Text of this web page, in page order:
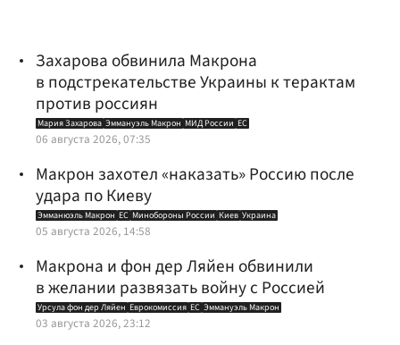
Захарова обвинила Макрона
в подстрекательстве Украины к терактам
против россиян
Мария Захарова Эммануэль Макрон МИД России ЕС
06 августа 2026, 07:35
Макрон захотел «наказать» Россию после
удара по Киеву
Эмманюэль Макрон ЕС Минобороны России Киев Украина
05 августа 2026, 14:58
Макрона и фон дер Ляйен обвинили
в желании развязать войну с Россией
Урсула фон дер Ляйен Еврокомиссия ЕС Эммануэль Макрон
03 августа 2026, 23:12